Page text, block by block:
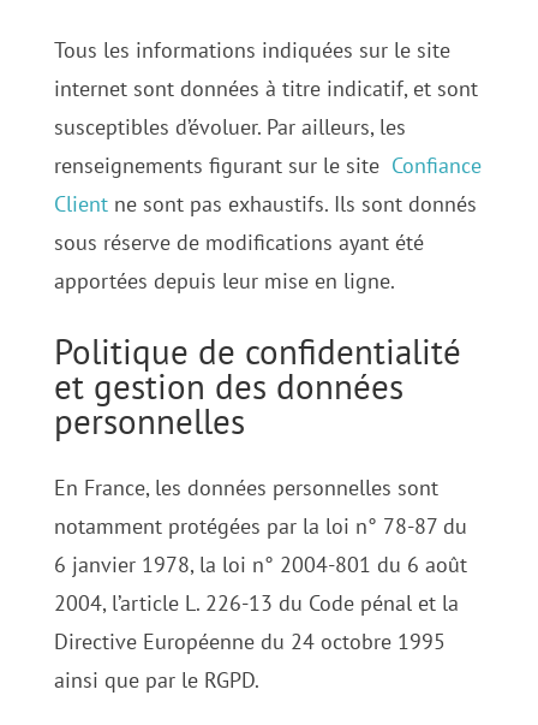
Tous les informations indiquées sur le site
internet sont données à titre indicatif, et sont
susceptibles d’évoluer. Par ailleurs, les
renseignements figurant sur le site Confiance
Clientne sont pas exhaustifs. Ils sont donnés
sous réserve de modifications ayant été
apportées depuis leur mise en ligne.
Politique de confidentialité
et gestion des données
personnelles
En France, les données personnelles sont
notamment protégées par la loi n° 78-87 du
6 janvier 1978, la loi n° 2004-801 du 6 août
2004, l’article L. 226-13 du Code pénal et la
Directive Européenne du 24 octobre 1995
ainsi que par le RGPD.